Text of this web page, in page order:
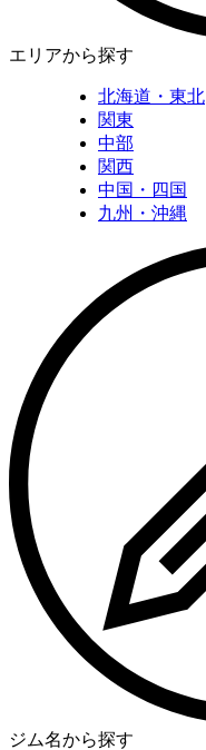
エリアから探す
北海道・東北
関東
中部
関西
中国・四国
九州・沖縄
ジム名から探す